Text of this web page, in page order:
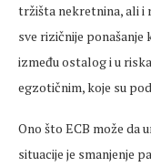
tržišta nekretnina, ali i
sve rizičnije ponašanje
između ostalog i u
egzotičnim, koje su
Ono što ECB može da
situacije je smanjenje